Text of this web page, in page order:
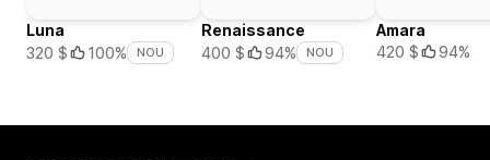
Luna
320 $
100% NOU
Renaissance
400 $
94% NOU
Amara
420 $
94%